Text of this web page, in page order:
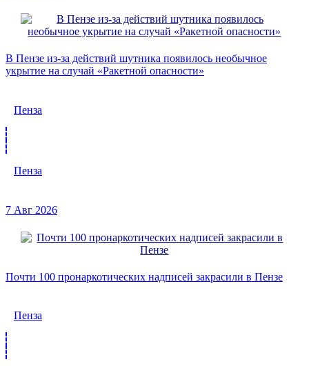
В Пензе из-за действий шутника появилось необычное
укрытие на случай «Ракетной опасности»
Пенза
Пенза
7 Авг 2026
Почти 100 пронаркотических надписей закрасили в Пензе
Пенза